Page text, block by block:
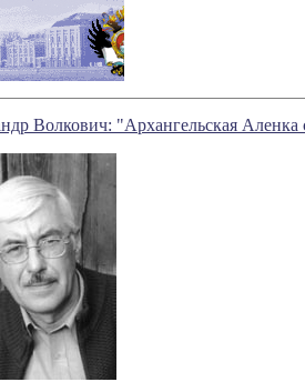
Волкович: "Архангельская